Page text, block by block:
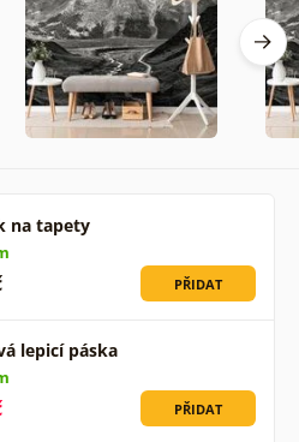
na tapety
PŘIDAT
lepicí páska
PŘIDAT